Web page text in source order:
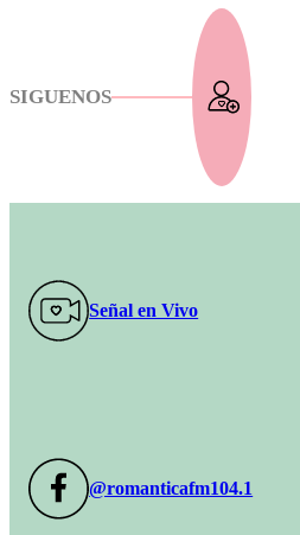
SIGUENOS
Señal en Vivo
@romanticafm104.1